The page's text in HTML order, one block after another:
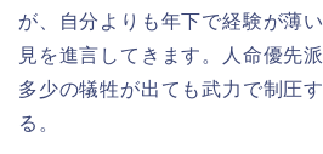
が、自分よりも年下で経験が薄
見を進言してきます。人命優先
多少の犠牲が出ても武力で制圧
る。